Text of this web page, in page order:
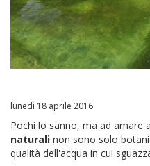
lunedì 18 aprile 2016
Pochi lo sanno, ma ad amare
naturali non sono solo
qualità dell'acqua in cui